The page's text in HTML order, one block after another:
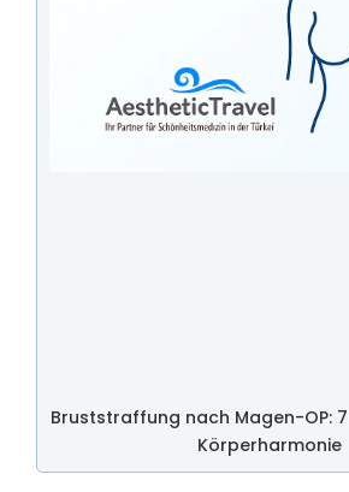
Bruststraffung nach Magen-OP:
Körperharmonie